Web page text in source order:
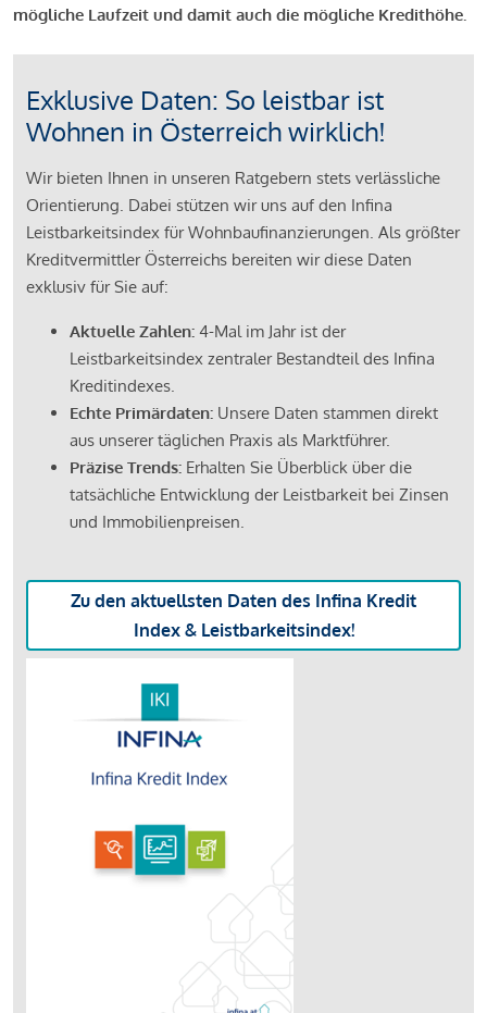
mögliche Laufzeit und damit auch die mögliche Kredithöhe.
Exklusive Daten: So leistbar ist
Wohnen in Österreich wirklich!
Wir bieten Ihnen in unseren Ratgebern stets verlässliche
Orientierung. Dabei stützen wir uns auf den Infina
Leistbarkeitsindex für Wohnbaufinanzierungen. Als größter
Kreditvermittler Österreichs bereiten wir diese Daten
exklusiv für Sie auf:
Aktuelle Zahlen: 4-Mal im Jahr ist der
Leistbarkeitsindex zentraler Bestandteil des Infina
Kreditindexes.
Echte Primärdaten: Unsere Daten stammen direkt
aus unserer täglichen Praxis als Marktführer.
Präzise Trends: Erhalten Sie Überblick über die
tatsächliche Entwicklung der Leistbarkeit bei Zinsen
und Immobilienpreisen.
Zu den aktuellsten Daten des Infina Kredit
Index & Leistbarkeitsindex!